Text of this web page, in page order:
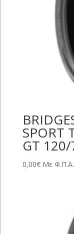
SPORT
GT
0,00€ Με Φ.Π.Α.